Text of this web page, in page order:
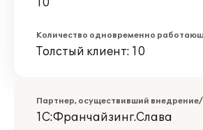
10
Количество одновременно
Толстый клиент: 10
Партнер, осуществивший
1С:Франчайзинг.Слава